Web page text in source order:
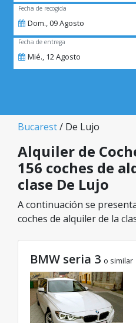
Fecha de recogida
Dom.,09Agosto
Fecha de entrega
Mié., 12Agosto
Bucarest/ De Lujo
Alquiler de
156 coches de
clase De Lujo
A continuación se
coches de alquiler de la
la categoría seleccionada,
desde solo 32€/día.
BMW seria 3 o similar